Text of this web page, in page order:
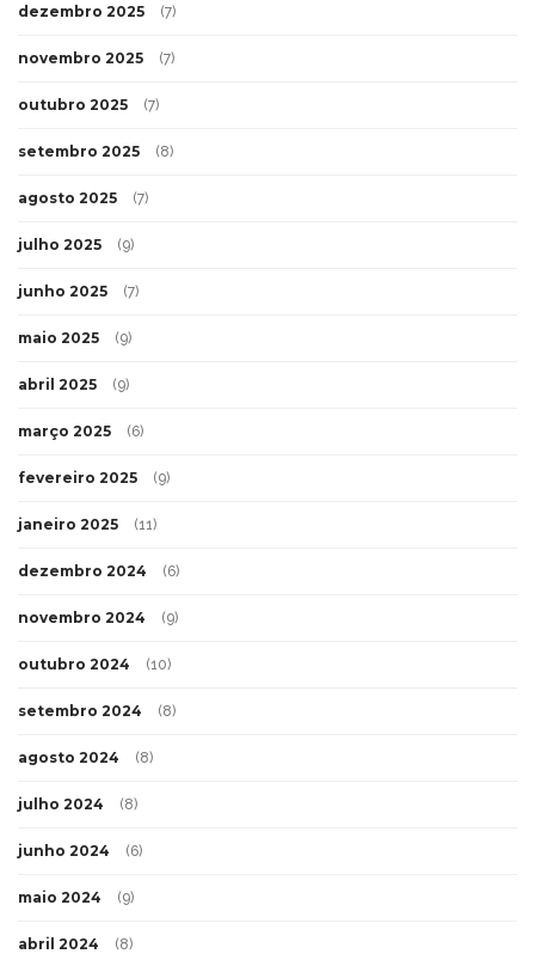
dezembro 2025 (7)
novembro 2025 (7)
outubro 2025 (7)
setembro 2025 (8)
agosto 2025 (7)
julho 2025 (9)
junho 2025 (7)
maio 2025 (9)
abril 2025 (9)
março 2025 (6)
fevereiro 2025 (9)
janeiro 2025 (11)
dezembro 2024 (6)
novembro 2024 (9)
outubro 2024 (10)
setembro 2024 (8)
agosto 2024 (8)
julho 2024 (8)
junho 2024 (6)
maio 2024 (9)
abril 2024 (8)